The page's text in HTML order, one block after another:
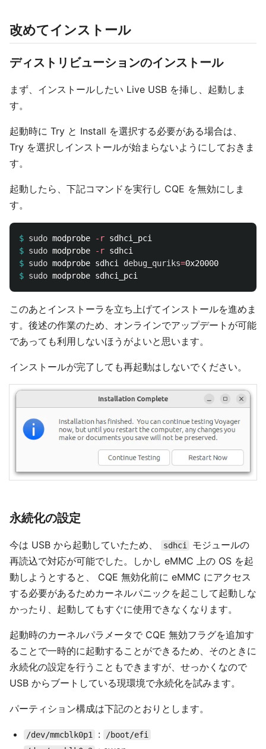
改めてインストール
ディストリビューションのインストール
まず、インストールしたい Live USB を挿し、起動しま
す。
起動時に Try と Install を選択する必要がある場合は、
Try を選択しインストールが始まらないようにしておきま
す。
起動したら、下記コマンドを実行し CQE を無効にしま
す。
$ sudo modprobe -r
$ sudo modprobe -r
$ sudo modprobe sdhci debug_quriks=
$ sudo
このあとインストーラを立ち上げてインストールを進めま
す。後述の作業のため、オンラインでアップデートが可能
であっても利用しないほうがよいと思います。
インストールが完了しても再起動はしないでください。
永続化の設定
今は USB から起動していたため、 sdhci
モジュールの
再読込で対応が可能でした。しかし eMMC 上の OS を起
動しようとすると、 CQE 無効化前に eMMC にアクセス
する必要があるためカーネルパニックを起こして起動しな
かったり、起動してもすぐに使用できなくなります。
起動時のカーネルパラメータで CQE 無効フラグを追加す
ることで一時的に起動することができるため、そのときに
永続化の設定を行うこともできますが、せっかくなので
USB からブートしている現環境で永続化を試みます。
パーティション構成は下記のとおりとします。
/dev/mmcblk0p1 :
/boot/efi